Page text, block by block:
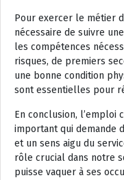
Pour exercer le métier
nécessaire de suivre
les compétences
risques, de premiers
une bonne condition
sont essentielles pour
En conclusion, l’emploi
important qui demande
et un sens aigu du
rôle crucial dans notre
puisse vaquer à ses